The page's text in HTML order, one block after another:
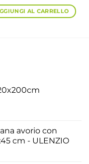
AL CARRELLO
avorio con
cm - ULENZIO